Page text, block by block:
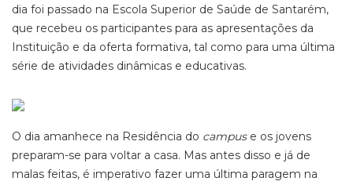
dia foi passado na Escola Superior de Saúde de Santarém,
que recebeu os participantes para as apresentações da
Instituição e da oferta formativa, tal como para uma última
série de atividades dinâmicas e educativas.
O dia amanhece na Residência do campuse os jovens
preparam-se para voltar a casa. Mas antes disso e já de
malas feitas, é imperativo fazer uma última paragem na